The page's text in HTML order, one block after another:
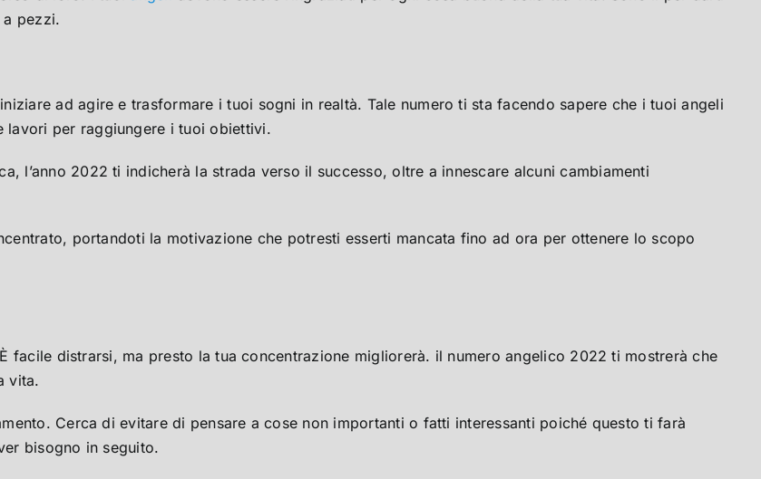
pezzi.
ad agire e trasformare i tuoi sogni in realtà. Tale numero ti sta facendo sapere che i tuoi angeli
lavori per raggiungere i tuoi obiettivi.
l’anno 2022 ti indicherà la strada verso il successo, oltre a innescare alcuni cambiamenti
portandoti la motivazione che potresti esserti mancata fino ad ora per ottenere lo scopo
facile distrarsi, ma presto la tua concentrazione migliorerà. il numero angelico 2022 ti mostrerà che
vita.
Cerca di evitare di pensare a cose non importanti o fatti interessanti poiché questo ti farà
bisogno in seguito.